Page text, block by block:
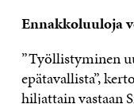
Ennakkoluuloja
”Työllistyminen
epätavallista”,
hiljattain vastaan